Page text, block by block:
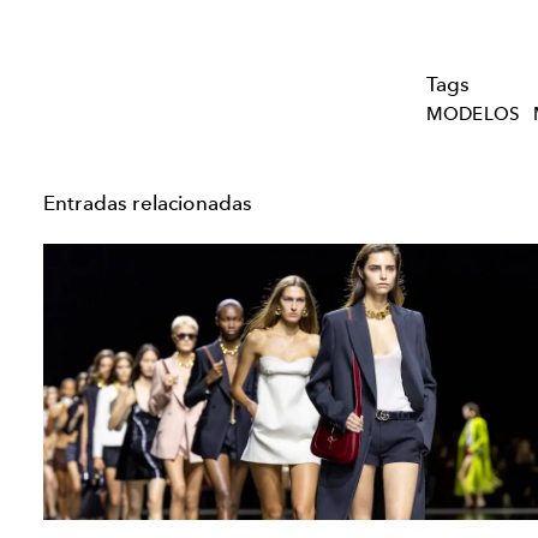
Tags
MODELOS
Entradas relacionadas